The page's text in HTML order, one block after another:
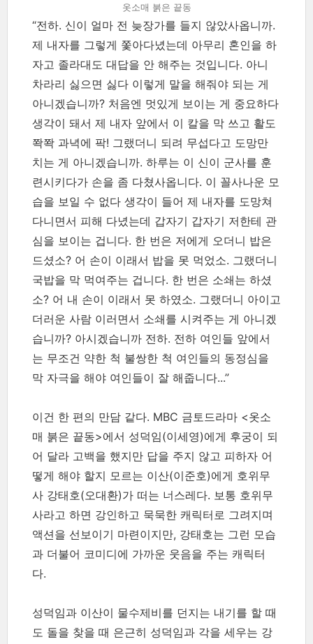
옷소매 붉은 끝동
“전하. 신이 얼마 전 늦장가를 들지 않았사옵니까.
제 내자를 그렇게 쫓아다녔는데 아무리 혼인을 하
자고 졸라대도 대답을 안 해주는 것입니다. 아니
차라리 싫으면 싫다 이렇게 말을 해줘야 되는 게
아니겠습니까? 처음엔 멋있게 보이는 게 중요하다
생각이 돼서 제 내자 앞에서 이 칼을 막 쓰고 활도
쫙쫙 과녁에 팍! 그랬더니 되려 무섭다고 도망만
치는 게 아니겠습니까. 하루는 이 신이 군사를 훈
련시키다가 손을 좀 다쳤사옵니다. 이 꼴사나운 모
습을 보일 수 없다 생각이 들어 제 내자를 도망쳐
다니면서 피해 다녔는데 갑자기 갑자기 저한테 관
심을 보이는 겁니다. 한 번은 저에게 오더니 밥은
드셨소? 어 손이 이래서 밥을 못 먹었소. 그랬더니
국밥을 막 먹여주는 겁니다. 한 번은 소쇄는 하셨
소? 어 내 손이 이래서 못 하였소. 그랬더니 아이고
더러운 사람 이러면서 소쇄를 시켜주는 게 아니겠
습니까? 아시겠습니까 전하. 전하 여인들 앞에서
는 무조건 약한 척 불쌍한 척 여인들의 동정심을
막 자극을 해야 여인들이 잘 해줍니다...”
이건 한 편의 만담 같다. MBC 금토드라마 <옷소
매 붉은 끝동>에서 성덕임(이세영)에게 후궁이 되
어 달라 고백을 했지만 답을 주지 않고 피하자 어
떻게 해야 할지 모르는 이산(이준호)에게 호위무
사 강태호(오대환)가 떠는 너스레다. 보통 호위무
사라고 하면 강인하고 묵묵한 캐릭터로 그려지며
액션을 선보이기 마련이지만, 강태호는 그런 모습
과 더불어 코미디에 가까운 웃음을 주는 캐릭터
다.
성덕임과 이산이 물수제비를 던지는 내기를 할 때
도 돌을 찾을 때 은근히 성덕임과 각을 세우는 강